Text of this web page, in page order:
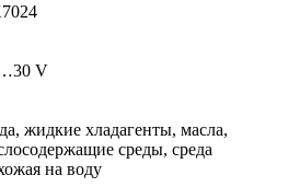
V
жидкие хладагенты, масла,
среды, среда
на воду